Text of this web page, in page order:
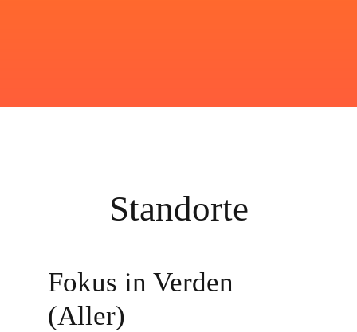
Standorte
Fokus in Verden
(Aller)